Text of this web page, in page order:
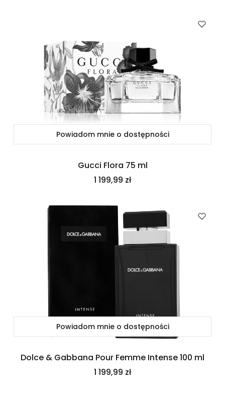
Powiadom mnie o dostępności
Gucci Flora 75 ml
Cena
1 199,99 zł
Powiadom mnie o dostępności
Dolce & Gabbana Pour Femme Intense 100 ml
Cena
1 199,99 zł